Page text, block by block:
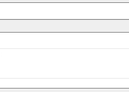
Srpen 2026
ÚT ST ČT PÁ SO